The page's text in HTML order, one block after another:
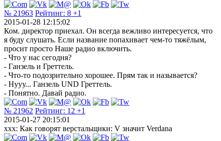
№ 21963 Рейтинг: 8 +1
2015-01-28 12:15:02
Ком. директор приехал. Он всегда вежливо интересуется, что
я буду слушать. Если название попахивает чем-то тяжёлым,
просит просто Наше радио включить.
- Что у нас сегодня?
- Ганзель и Греттель.
- Что-то подозрительно хорошее. Прям так и называется?
- Нууу... Ганзель UND Греттель.
- Понятно. Давай радио.
№ 21962 Рейтинг: 12 +1
2015-01-27 20:15:01
xxx: Как говорят верстальщики: V значит Verdana